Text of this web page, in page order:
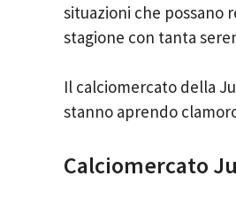
situazioni che possano
stagione con tanta
Il calciomercato della
stanno aprendo
Calciomercato